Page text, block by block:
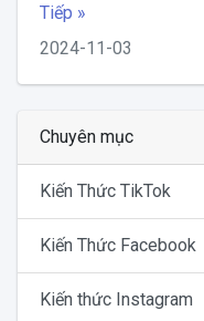
Tiếp »
2024-11-03
Chuyên mục
Kiến Thức TikTok
Kiến Thức Facebook
Kiến thức Instagram